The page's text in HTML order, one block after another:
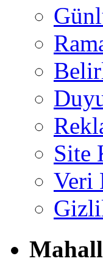
Site
Veri